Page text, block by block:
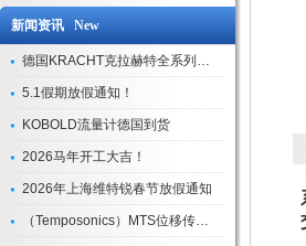
新闻资讯 New
德国KRACHT克拉赫特全系列现货库存
5.1假期放假通知！
KOBOLD流量计德国到货
2026马年开工大吉！
2026年上海维特锐春节放假通知
（Temposonics）MTS位移传感器现货库存型号